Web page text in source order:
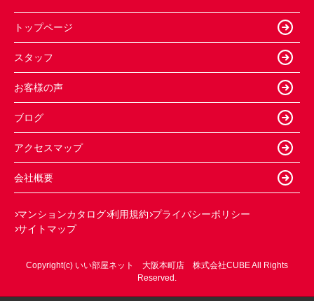
トップページ
スタッフ
お客様の声
ブログ
アクセスマップ
会社概要
マンションカタログ 利用規約 プライバシーポリシー
サイトマップ
Copyright(c) いい部屋ネット 大阪本町店 株式会社CUBE All Rights
Reserved.